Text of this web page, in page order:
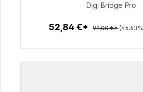
52,84 €
Digi Bridge Pro
52,84 €* 99,00 €*